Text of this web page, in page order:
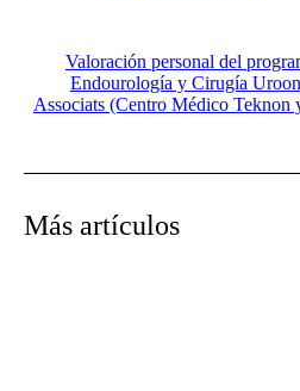
Valoración personal del
Endourología y Cirugía
Associats (Centro Médico Teknon
Más artículos